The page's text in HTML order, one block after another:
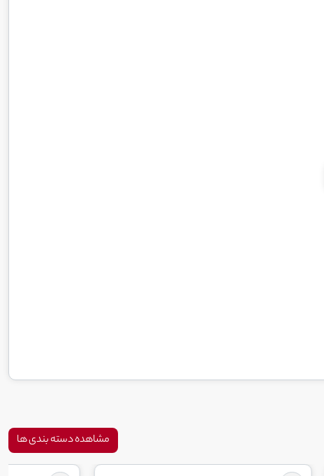
مشاهده دسته بندی ها